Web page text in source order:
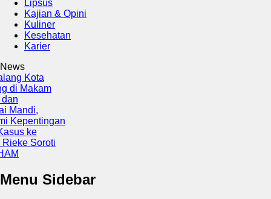
Lipsus
Kajian & Opini
Kuliner
Kesehatan
Karier
News
ke
Soroti
Menu Sidebar